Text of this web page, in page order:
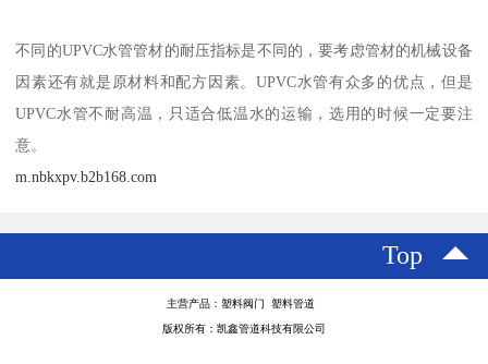
不同的UPVC水管管材的耐压指标是不同的，要考虑管材的机械设备
因素还有就是原材料和配方因素。UPVC水管有众多的优点，但是
UPVC水管不耐高温，只适合低温水的运输，选用的时候一定要注
意。
m.nbkxpv.b2b168.com
Top
主营产品：塑料阀门 塑料管道
版权所有：凯鑫管道科技有限公司